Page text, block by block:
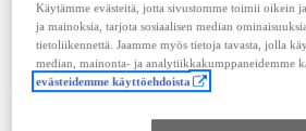
38 900,00 €
495,23 € / kk
Tutustu autoon
Käytämme evästeitä, jotta sivustomme toimii oikein
ja mainoksia, tarjota sosiaalisen median
tietoliikennettä. Jaamme myös tietoja tavasta, jolla
median, mainonta- ja analytiikkakumppaneidemme
evästeidemme käyttöehdoista